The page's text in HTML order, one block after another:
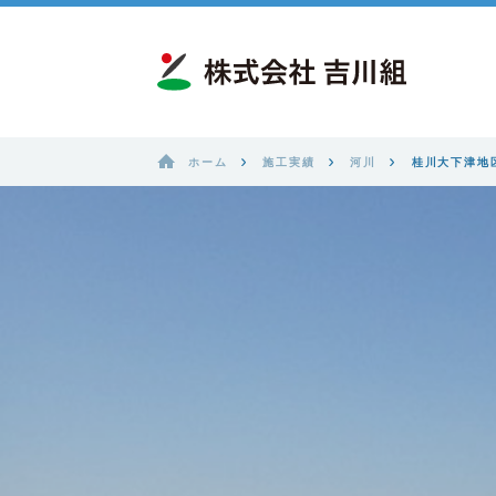
ホーム 施工実績 河川 桂川大下津地